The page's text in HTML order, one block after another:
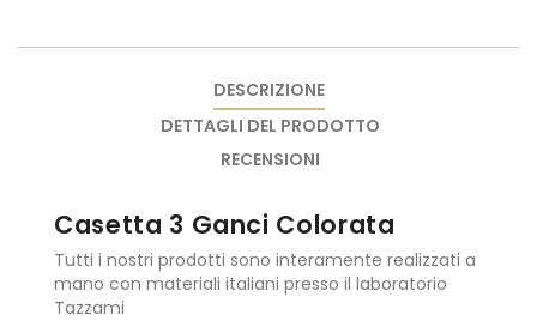
DESCRIZIONE
DETTAGLI DEL PRODOTTO
RECENSIONI
Casetta 3 Ganci Colorata
Tutti i nostri prodotti sono interamente realizzati a
mano con materiali italiani presso il laboratorio
Tazzami